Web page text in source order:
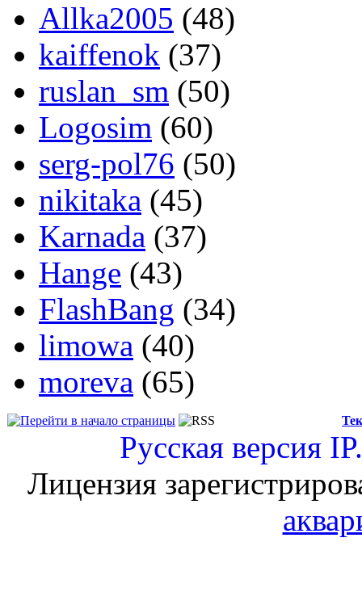
Allka2005 (48)
kaiffenok (37)
ruslan_sm (50)
Logosim (60)
serg-pol76 (50)
nikitaka (45)
Karnada (37)
Hange (43)
FlashBang (34)
limowa (40)
moreva (65)
Русская версия
Лицензия